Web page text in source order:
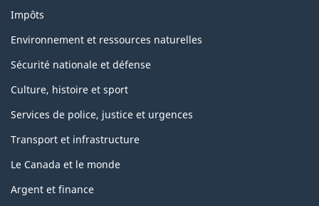
Impôts
Environnement et ressources naturelles
Sécurité nationale et défense
Culture, histoire et sport
Services de police, justice et urgences
Transport et infrastructure
Le Canada et le monde
Argent et finance